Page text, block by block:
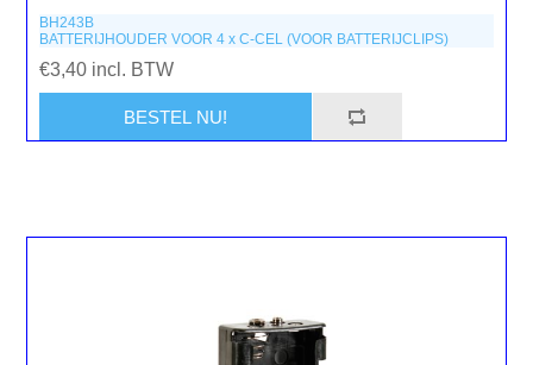
BH243B
BATTERIJHOUDER VOOR 4 x C-CEL (VOOR BATTERIJCLIPS)
€3,40 incl. BTW